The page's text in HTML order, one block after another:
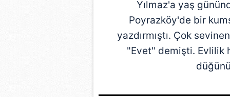
Yılmaz'a yaş
Poyrazköy'de bir
yazdırmıştı. Çok
"Evet" demişti. Evlilik